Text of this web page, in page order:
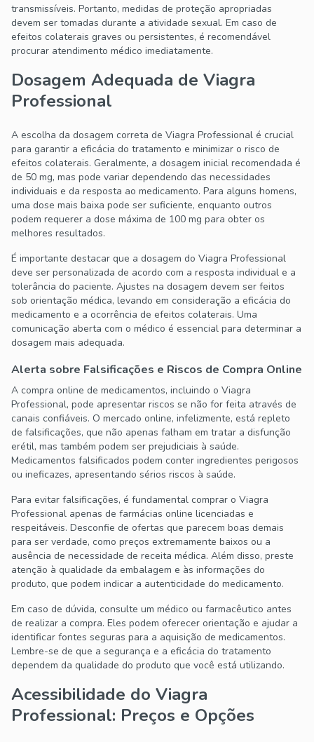
transmissíveis. Portanto, medidas de proteção apropriadas
devem ser tomadas durante a atividade sexual. Em caso de
efeitos colaterais graves ou persistentes, é recomendável
procurar atendimento médico imediatamente.
Dosagem Adequada de Viagra
Professional
A escolha da dosagem correta de Viagra Professional é crucial
para garantir a eficácia do tratamento e minimizar o risco de
efeitos colaterais. Geralmente, a dosagem inicial recomendada é
de 50 mg, mas pode variar dependendo das necessidades
individuais e da resposta ao medicamento. Para alguns homens,
uma dose mais baixa pode ser suficiente, enquanto outros
podem requerer a dose máxima de 100 mg para obter os
melhores resultados.
É importante destacar que a dosagem do Viagra Professional
deve ser personalizada de acordo com a resposta individual e a
tolerância do paciente. Ajustes na dosagem devem ser feitos
sob orientação médica, levando em consideração a eficácia do
medicamento e a ocorrência de efeitos colaterais. Uma
comunicação aberta com o médico é essencial para determinar a
dosagem mais adequada.
Alerta sobre Falsificações e Riscos de Compra Online
A compra online de medicamentos, incluindo o Viagra
Professional, pode apresentar riscos se não for feita através de
canais confiáveis. O mercado online, infelizmente, está repleto
de falsificações, que não apenas falham em tratar a disfunção
erétil, mas também podem ser prejudiciais à saúde.
Medicamentos falsificados podem conter ingredientes perigosos
ou ineficazes, apresentando sérios riscos à saúde.
Para evitar falsificações, é fundamental comprar o Viagra
Professional apenas de farmácias online licenciadas e
respeitáveis. Desconfie de ofertas que parecem boas demais
para ser verdade, como preços extremamente baixos ou a
ausência de necessidade de receita médica. Além disso, preste
atenção à qualidade da embalagem e às informações do
produto, que podem indicar a autenticidade do medicamento.
Em caso de dúvida, consulte um médico ou farmacêutico antes
de realizar a compra. Eles podem oferecer orientação e ajudar a
identificar fontes seguras para a aquisição de medicamentos.
Lembre-se de que a segurança e a eficácia do tratamento
dependem da qualidade do produto que você está utilizando.
Acessibilidade do Viagra
Professional: Preços e Opções